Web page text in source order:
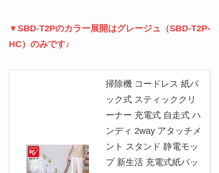
▼SBD-T2Pのカラー展開はグレージュ（SBD-T2P-
HC）のみです♪
掃除機 コードレス 紙パ
ック式 スティッククリ
ーナー 充電式 自走式 ハ
ンディ 2way アタッチメ
ント スタンド 静電モッ
プ 新生活 充電式紙パッ